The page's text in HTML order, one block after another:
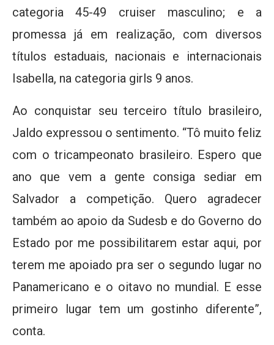
categoria 45-49 cruiser masculino; e a
promessa já em realização, com diversos
títulos estaduais, nacionais e internacionais
Isabella, na categoria girls 9 anos.
Ao conquistar seu terceiro título brasileiro,
Jaldo expressou o sentimento. “Tô muito feliz
com o tricampeonato brasileiro. Espero que
ano que vem a gente consiga sediar em
Salvador a competição. Quero agradecer
também ao apoio da Sudesb e do Governo do
Estado por me possibilitarem estar aqui, por
terem me apoiado pra ser o segundo lugar no
Panamericano e o oitavo no mundial. E esse
primeiro lugar tem um gostinho diferente”,
conta.